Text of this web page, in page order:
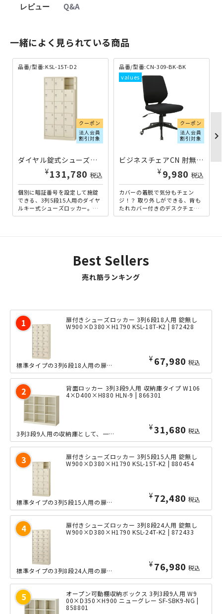
レビュー Q&A
一緒によく見られている商品
品番/型番:KSL-15T-D2
クーポン
法人会員
割引対象
ダイヤル錠式シューズロッカー 3列5段15人用 W900×D380×H1790 KSL-15T-D2 | 880456
¥131,780 税込
個別に暗証番号を設定して施錠
できる、3列5段15人用のダイヤ
ルキー式シューズロッカー。社
員やスタッフのプライバシーを
品番/型番:CN-309-BK-BK
クーポン
法人会員
割引対象
ビジネスチェアCN 肘無し 本体：ブラック×背カバー：ブラック ←旧チェンジ CN-309-BK-BK | 416230
¥ 9,980 税込
カバーの着脱で気分もチェン
ジ！？ 取り外しができる、背も
たれカバー付きのデスクチェア
です。背もたれは、カバーを外
chevron_right
Best Sellers
売れ筋ランキング
扉付きシューズロッカー 3列6段18人用 錠無し
W900×D380×H1790 KSL-18T-K2 | 872428
¥ 67,980 税込
標準タイプの3列6段18人用の扉付きシューズロッカーです。中身を見せない収納によ...
背面ロッカー 3列3段9人用 収納庫タイプ W106
4×D400×H880 HLN-9 | 866301
¥31,680 税込
3列3段9人用の収納庫として、一般的なオフィス以外にも、学校、塾、病院、工場など...
扉付きシューズロッカー 3列5段15人用 錠無し
W900×D380×H1790 KSL-15T-K2 | 880454
¥ 72,480 税込
標準タイプの3列5段15人用の扉付きシューズロッカーです。中身を見せない収納によ...
扉付きシューズロッカー 3列8段24人用 錠無し
W900×D380×H1790 KSL-24T-K2 | 872433
¥ 76,980 税込
標準タイプの3列8段24人用の扉付きシューズロッカーです。中身を見せない収納によ...
オープン可動棚収納ボックス 3列3段9人用 W9
00×D350×H900 ニューグレー SF-SBK9-NG |
858801